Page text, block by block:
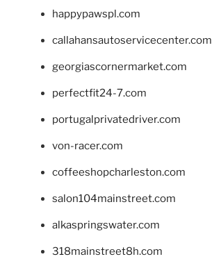
happypawspl.com
callahansautoservicecenter.com
georgiascornermarket.com
perfectfit24-7.com
portugalprivatedriver.com
von-racer.com
coffeeshopcharleston.com
salon104mainstreet.com
alkaspringswater.com
318mainstreet8h.com